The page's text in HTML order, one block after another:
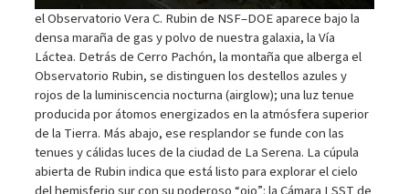
el Observatorio Vera C. Rubin de NSF–DOE aparece bajo la
densa maraña de gas y polvo de nuestra galaxia, la Vía
Láctea. Detrás de Cerro Pachón, la montaña que alberga el
Observatorio Rubin, se distinguen los destellos azules y
rojos de la luminiscencia nocturna (airglow); una luz tenue
producida por átomos energizados en la atmósfera superior
de la Tierra. Más abajo, ese resplandor se funde con las
tenues y cálidas luces de la ciudad de La Serena. La cúpula
abierta de Rubin indica que está listo para explorar el cielo